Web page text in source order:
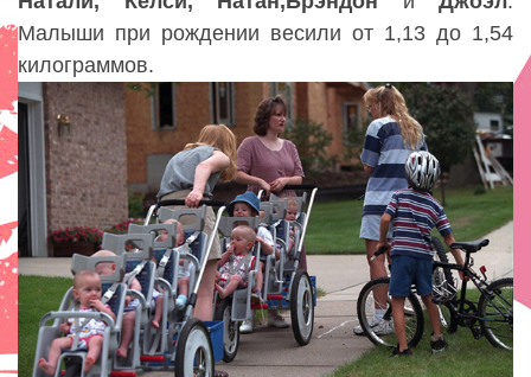
Малыши при рождении весили от 1,13 до 1,54
килограммов.